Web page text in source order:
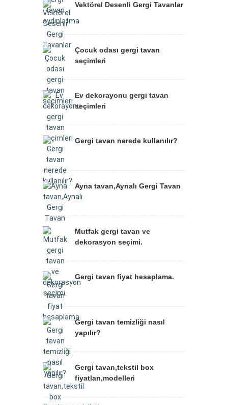
Vektörel Desenli Gergi Tavanlar
Çocuk odası gergi tavan
seçimleri
Ev dekorayonu gergi tavan
seçimleri
Gergi tavan nerede kullanılır?
Ayna tavan,Aynalı Gergi Tavan
Mutfak gergi tavan ve
dekorasyon seçimi.
Gergi tavan fiyat hesaplama.
Gergi tavan temizliği nasıl
yapılır?
Gergi tavan,tekstil box
fiyatları,modelleri